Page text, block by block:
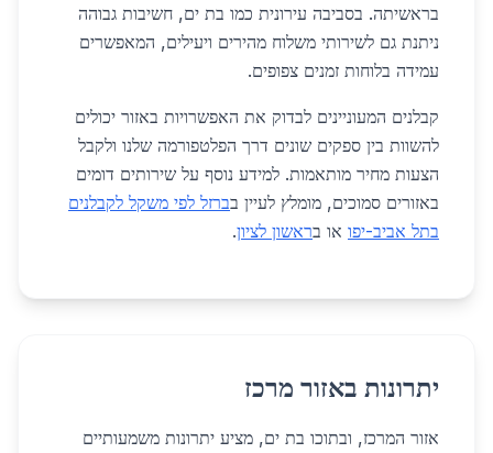
בראשיתה. בסביבה עירונית כמו בת ים, חשיבות גבוהה
ניתנת גם לשירותי משלוח מהירים ויעילים, המאפשרים
עמידה בלוחות זמנים צפופים.
קבלנים המעוניינים לבדוק את האפשרויות באזור יכולים
להשוות בין ספקים שונים דרך הפלטפורמה שלנו ולקבל
הצעות מחיר מותאמות. למידע נוסף על שירותים דומים
באזורים סמוכים, מומלץ לעיין בברזל לפי משקל לקבלנים
בתל אביב-יפו או בראשון לציון.
יתרונות באזור מרכז
אזור המרכז, ובתוכו בת ים, מציע יתרונות משמעותיים